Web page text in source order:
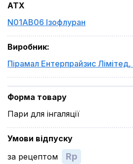
ATX
N01AB06 Ізофлуран
Виробник:
Пірамал Ентерпрайзис Лімітед,
Форма товару
Пари для інгаляції
Умови відпуску
за рецептом
Rp